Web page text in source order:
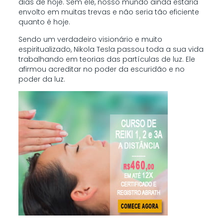
dias de hoje. Sem ele, nosso mundo ainda estaria
envolto em muitas trevas e não seria tão eficiente
quanto é hoje.
Sendo um verdadeiro visionário e muito
espiritualizado, Nikola Tesla passou toda a sua vida
trabalhando em teorias das partículas de luz. Ele
afirmou acreditar no poder da escuridão e no
poder da luz.